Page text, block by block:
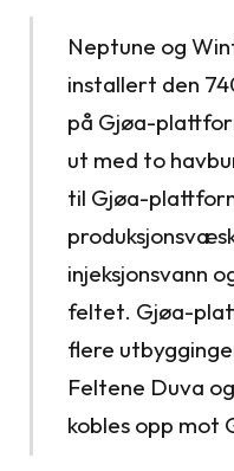
Neptune og
installert den
på Gjøa-
ut med to
til Gjøa-
injeksjonsvann
feltet. Gjøa-
flere
Feltene Duva
kobles opp mot